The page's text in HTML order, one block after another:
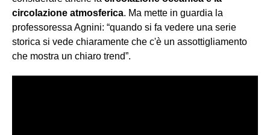
circolazione atmosferica. Ma mette in guardia la
professoressa Agnini: “quando si fa vedere una serie
storica si vede chiaramente che c'è un assottigliamento
che mostra un chiaro trend”.